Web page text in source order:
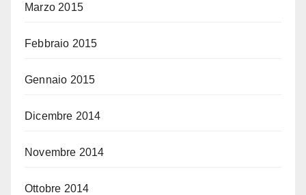
Marzo 2015
Febbraio 2015
Gennaio 2015
Dicembre 2014
Novembre 2014
Ottobre 2014